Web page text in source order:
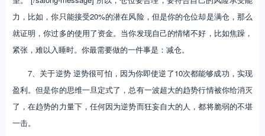
力，比如，你只能接受20%的潜在风险，但是你的仓位却是满仓，那么
就证明，你过多的使用了资金。当你发现自己的情绪不好，比如焦躁，
紧张，难以入睡时。你最需要做的一件事是：减仓。
7、关于逆势 逆势很可怕，因为你即使逆了10次都能够成功，实现
盈利。但是你的思维一旦定式了，总有一波超大的趋势行情被你给消灭
了，在趋势的力量下，任何因为逆势而狂妄自大的人，都将脆弱的不堪
一击。